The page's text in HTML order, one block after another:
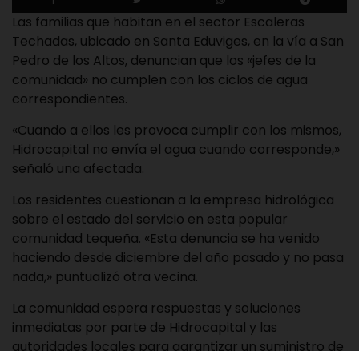
Las familias que habitan en el sector Escaleras
Techadas, ubicado en Santa Eduviges, en la vía a San
Pedro de los Altos, denuncian que los «jefes de la
comunidad» no cumplen con los ciclos de agua
correspondientes.
«Cuando a ellos les provoca cumplir con los mismos,
Hidrocapital no envía el agua cuando corresponde,»
señaló una afectada.
Los residentes cuestionan a la empresa hidrológica
sobre el estado del servicio en esta popular
comunidad tequeña. «Esta denuncia se ha venido
haciendo desde diciembre del año pasado y no pasa
nada,» puntualizó otra vecina.
La comunidad espera respuestas y soluciones
inmediatas por parte de Hidrocapital y las
autoridades locales para garantizar un suministro de